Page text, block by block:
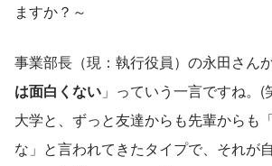
ますか？～
事業部長（現：執行役員）の永田さん
は面白くない 」っていう一言ですね。(
大学と、ずっと友達からも先輩からも
な」と言われてきたタイプで、それが